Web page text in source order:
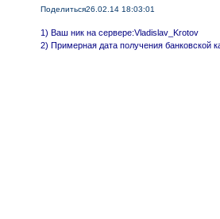
Поделиться26.02.14 18:03:01
1) Ваш ник на сервере:Vladislav_Krotov
2) Примерная дата получения банковской